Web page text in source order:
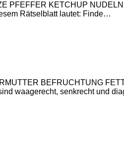
PFEFFER KETCHUP
Rätselblatt lautet: Finde…
BEFRUCHTUNG
waagerecht, senkrecht und